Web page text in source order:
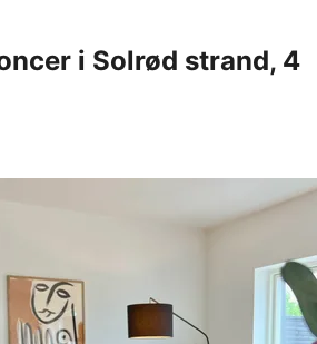
i Solrød strand, 4